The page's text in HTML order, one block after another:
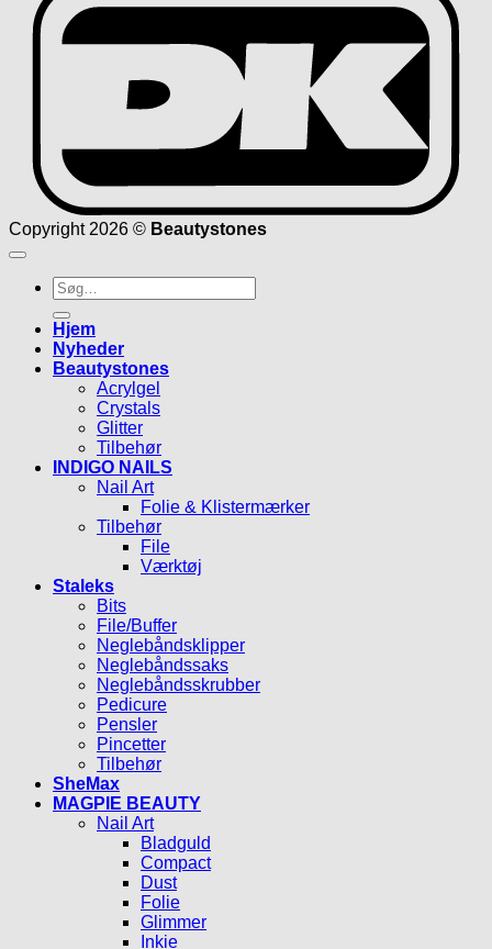
Copyright 2026 © Beautystones
Søg
efter:
Hjem
Nyheder
Beautystones
Acrylgel
Crystals
Glitter
Tilbehør
INDIGO NAILS
Nail Art
Folie & Klistermærker
Tilbehør
File
Værktøj
Staleks
Bits
File/Buffer
Neglebåndsklipper
Neglebåndssaks
Neglebåndsskrubber
Pedicure
Pensler
Pincetter
Tilbehør
SheMax
MAGPIE BEAUTY
Nail Art
Bladguld
Compact
Dust
Folie
Glimmer
Inkie